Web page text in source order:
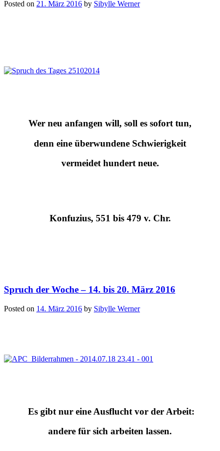
Posted on 21. März 2016 by Sibylle Werner
Wer neu anfangen will, soll es sofort tun,
denn eine überwundene Schwierigkeit
vermeidet hundert neue.
Konfuzius, 551 bis 479 v. Chr.
Spruch der Woche – 14. bis 20. März 2016
Posted on 14. März 2016 by Sibylle Werner
Es gibt nur eine Ausflucht vor der Arbeit:
andere für sich arbeiten lassen.